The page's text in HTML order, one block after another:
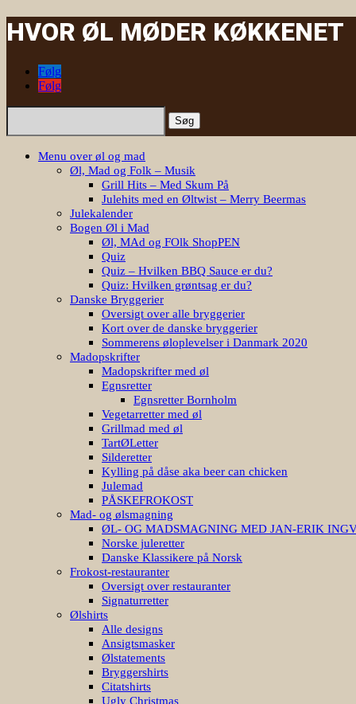
HVOR ØL MØDER KØKKENET
Følg
Følg
Søg
Menu over øl og mad
Øl, Mad og Folk – Musik
Grill Hits – Med Skum På
Julehits med en Øltwist – Merry Beermas
Julekalender
Bogen Øl i Mad
Øl, MAd og FOlk ShopPEN
Quiz
Quiz – Hvilken BBQ Sauce er du?
Quiz: Hvilken grøntsag er du?
Danske Bryggerier
Oversigt over alle bryggerier
Kort over de danske bryggerier
Sommerens øloplevelser i Danmark 2020
Madopskrifter
Madopskrifter med øl
Egnsretter
Egnsretter Bornholm
Vegetarretter med øl
Grillmad med øl
TartØLetter
Silderetter
Kylling på dåse aka beer can chicken
Julemad
PÅSKEFROKOST
Mad- og ølsmagning
ØL- OG MADSMAGNING MED JAN-ERIK
Norske juleretter
Danske Klassikere på Norsk
Frokost-restauranter
Oversigt over restauranter
Signaturretter
Ølshirts
Alle designs
Ansigtsmasker
Ølstatements
Bryggershirts
Citatshirts
Ugly Christmas